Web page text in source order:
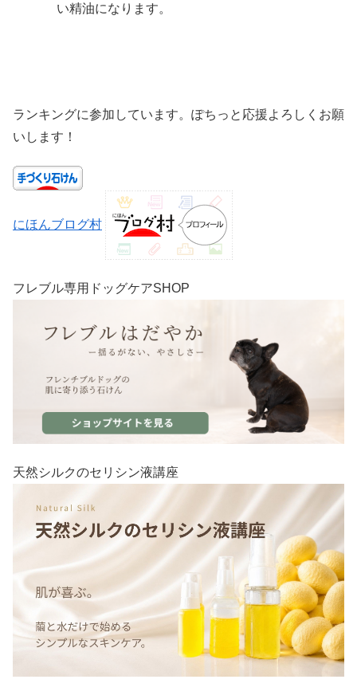
い精油になります。
ランキングに参加しています。ぽちっと応援よろしくお願
いします！
にほんブログ村
フレブル専用ドッグケアSHOP
天然シルクのセリシン液講座